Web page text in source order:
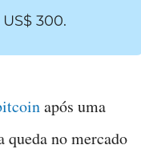
300.
após uma
queda no mercado